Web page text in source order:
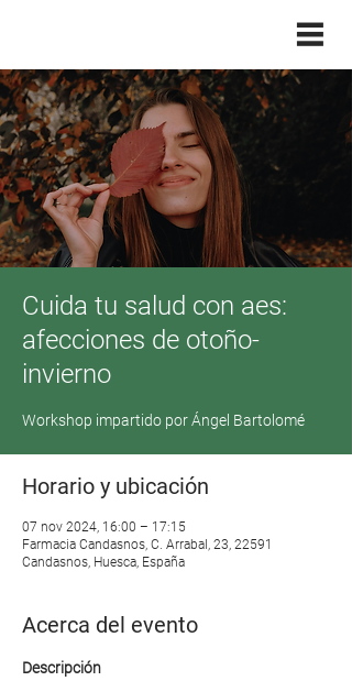
Cuida tu salud con aes:
afecciones de otoño-
invierno
Workshop impartido por Ángel Bartolomé
Horario y ubicación
07 nov 2024, 16:00 – 17:15
Farmacia Candasnos, C. Arrabal, 23, 22591
Candasnos, Huesca, España
Acerca del evento
Descripción